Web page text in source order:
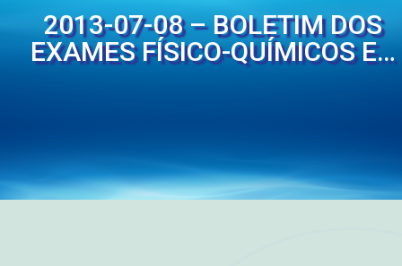
2013-07-08 – BOLETIM DOS
EXAMES FÍSICO-QUÍMICOS E…